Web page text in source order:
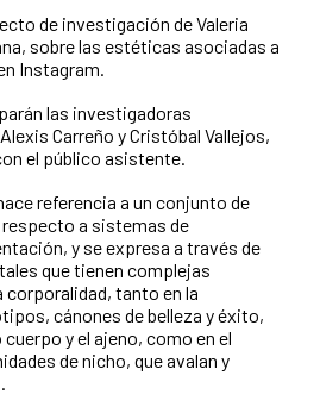
de investigación de Valeria
sobre las estéticas asociadas a
Instagram.
las investigadoras
Carreño y Cristóbal Vallejos,
el público asistente.
referencia a un conjunto de
a sistemas de
y se expresa a través de
que tienen complejas
corporalidad, tanto en la
cánones de belleza y éxito,
y el ajeno, como en el
de nicho, que avalan y